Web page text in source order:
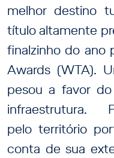
melhor destino
título altamente
finalzinho do ano
Awards (WTA).
pesou a favor
infraestrutura.
pelo território
conta de sua